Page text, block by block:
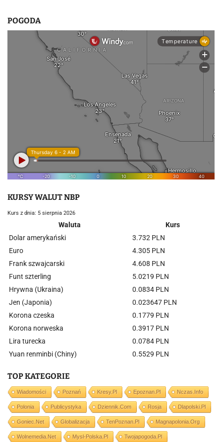
POGODA
KURSY WALUT NBP
Kurs z dnia: 5 sierpnia 2026
Waluta
Kurs
Dolar amerykański
3.732 PLN
Euro
4.305 PLN
Frank szwajcarski
4.608 PLN
Funt szterling
5.0219 PLN
Hrywna (Ukraina)
0.0834 PLN
Jen (Japonia)
0.023647 PLN
Korona czeska
0.1779 PLN
Korona norweska
0.3917 PLN
Lira turecka
0.0784 PLN
Yuan renminbi (Chiny)
0.5529 PLN
TOP KATEGORIE
Wiadomości Poznań Kresy.pl Epoznan.pl Nczas.info
Polonia Publicystyka Dziennik.com Rosja Dlapolski.pl
Goniec.net Globalizacja TenPoznan.pl Magnapolonia.org
Wolnemedia.net Mysl-Polska.pl Twojapogoda.pl